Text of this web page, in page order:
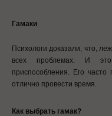
Гамаки
Психологи доказали, что,
всех проблемах. И
приспособления. Его часто
отлично провести время.
Как выбрать гамак?